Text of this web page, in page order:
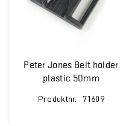
Peter Jones Belt holder
plastic 50mm
Produktnr. 71609